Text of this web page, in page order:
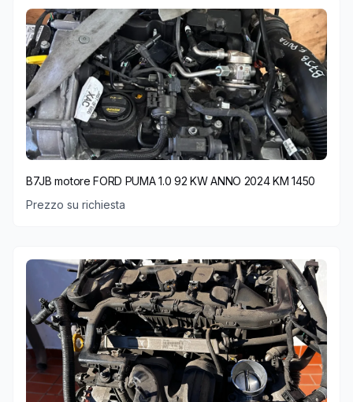
B7JB motore FORD PUMA 1.0 92 KW ANNO 2024 KM 1450
Prezzo su richiesta